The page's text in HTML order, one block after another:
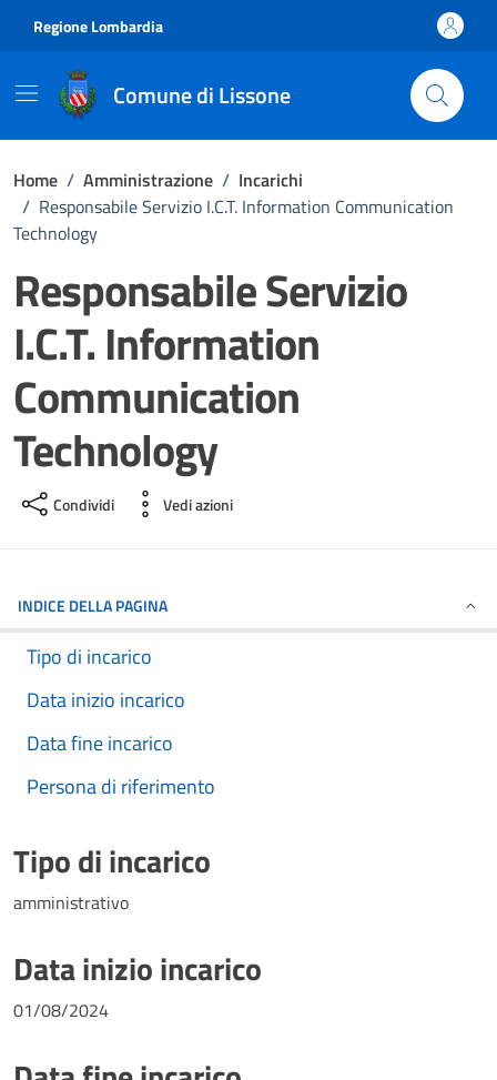
Regione Lombardia
Comune di Lissone
Home / Amministrazione / Incarichi
/ Responsabile Servizio I.C.T. Information Communication
Technology
Responsabile Servizio
I.C.T. Information
Communication
Technology
Condividi Vedi azioni
INDICE DELLA PAGINA
Tipo di incarico
Data inizio incarico
Data fine incarico
Persona di riferimento
Tipo di incarico
amministrativo
Data inizio incarico
01/08/2024